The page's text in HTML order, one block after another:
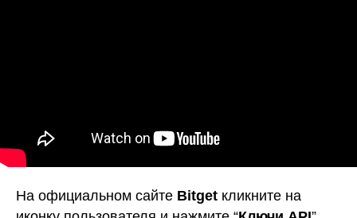
На официальном сайте Bitget кликните на